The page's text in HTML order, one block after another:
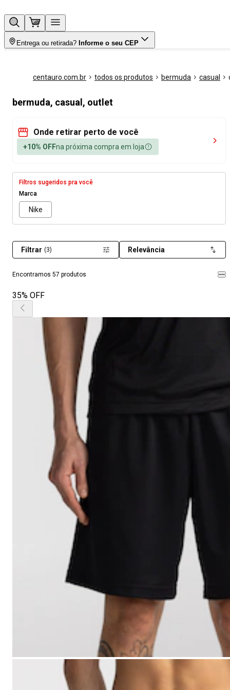
Entrega ou retirada? Informe o seu CEP
centauro.com.br todos os produtos bermuda casual
bermuda, casual, outlet
Onde retirar perto de você
+10% OFFna próxima compra em loja
Filtros sugeridos pra você
Marca
Nike
Encontramos 57 produtos
Filtrar (3) Relevância
35% OFF